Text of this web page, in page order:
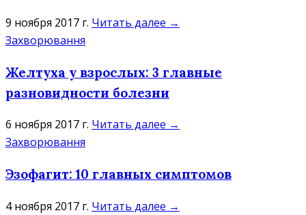
9 ноября 2017 г. Читать далее →
Захворювання
Желтуха у взрослых: 3 главные
разновидности болезни
6 ноября 2017 г. Читать далее →
Захворювання
Эзофагит: 10 главных симптомов
4 ноября 2017 г. Читать далее →